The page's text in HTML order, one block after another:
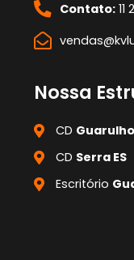
Contato:11
Nossa
CD
CD Serra ES
Escritório